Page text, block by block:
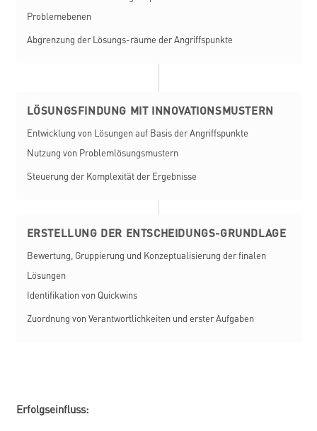
Problemebenen
Abgrenzung der Lösungs-räume der Angriffspunkte
LÖSUNGSFINDUNG MIT INNOVATIONSMUSTERN
Entwicklung von Lösungen auf Basis der Angriffspunkte
Nutzung von Problemlösungsmustern
Steuerung der Komplexität der Ergebnisse
ERSTELLUNG DER ENTSCHEIDUNGS-GRUNDLAGE
Bewertung, Gruppierung und Konzeptualisierung der finalen
Lösungen
Identifikation von Quickwins
Zuordnung von Verantwortlichkeiten und erster Aufgaben
Erfolgseinfluss: